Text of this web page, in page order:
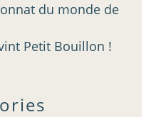
du monde de
Petit Bouillon !